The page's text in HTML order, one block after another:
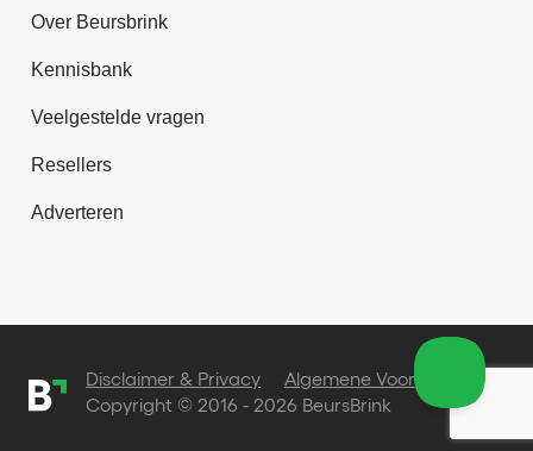
Over Beursbrink
Kennisbank
Veelgestelde vragen
Resellers
Adverteren
Copyright © 2016 - 2026 BeursBrink
Disclaimer & Privacy Algemene Voorwaarden